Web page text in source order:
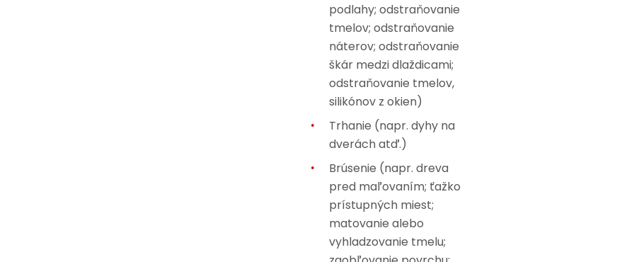
podlahy; odstraňovanie
tmelov; odstraňovanie
náterov; odstraňovanie
škár medzi dlaždicami;
odstraňovanie tmelov,
silikónov z okien)
Trhanie (napr. dyhy na
dverách atď.)
Brúsenie (napr. dreva
pred maľovaním; ťažko
prístupných miest;
matovanie alebo
vyhladzovanie tmelu;